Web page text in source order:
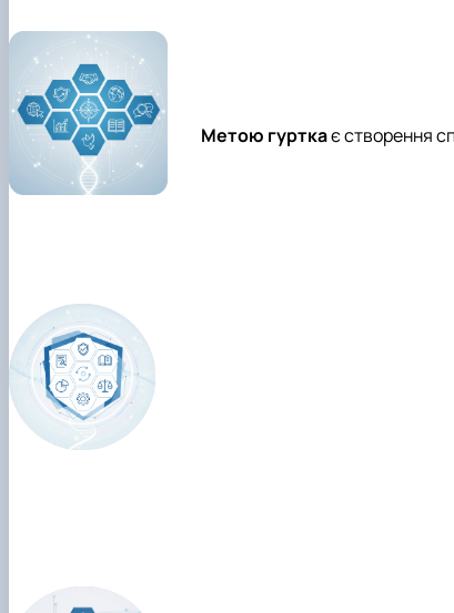
Метою гурткає створення